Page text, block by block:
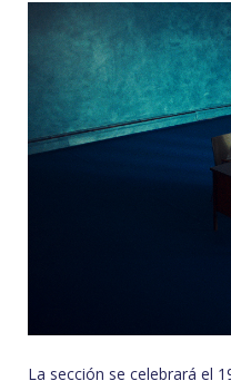
La sección se celebrará el